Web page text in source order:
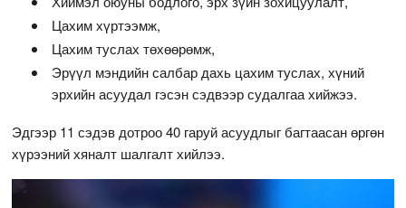
Цахим хүртээмж,
Цахим туслах төхөөрөмж,
Эрүүл мэндийн салбар дахь цахим туслах, хүний
эрхийн асуудал гэсэн сэдвээр судалгаа хийжээ.
Эдгээр 11 сэдэв дотроо 40 гаруй асуудлыг багтаасан өргөн
хүрээний хяналт шалгалт хийлээ.